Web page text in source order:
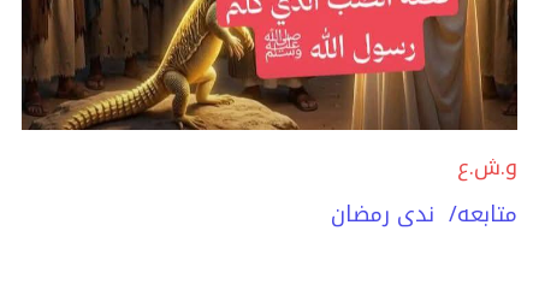
و.ش.ع
متابعه/ ندى رمضان